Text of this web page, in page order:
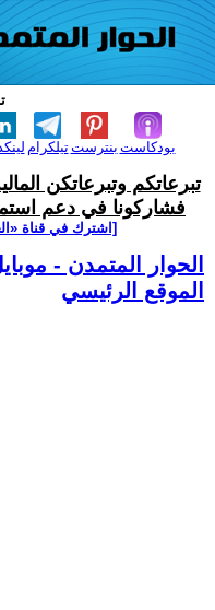
تيلكرامبنترست بودكاست
تبرعاتكم وتبرعاتكن
فشاركونا في دعم
[اشترك في قناة
الحوار المتمدن -
الموقع الرئيسي